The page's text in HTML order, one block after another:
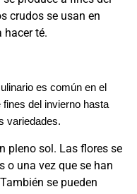
crudos se usan en
hacer té.
es común en el
del invierno hasta
variedades.
pleno sol. Las flores se
o una vez que se han
se pueden